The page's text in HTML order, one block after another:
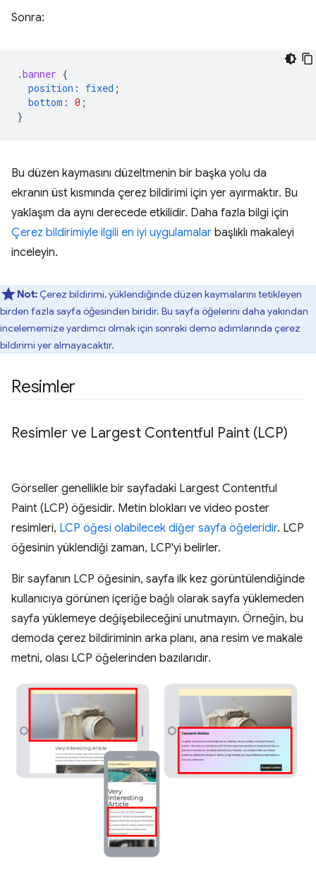
Sonra:
.banner {
position : fixed ;
bottom : 0 ;
}
Bu düzen kaymasını düzeltmenin bir başka yolu da
ekranın üst kısmında çerez bildirimi için yer ayırmaktır. Bu
yaklaşım da aynı derecede etkilidir. Daha fazla bilgi için
Çerez bildirimiyle ilgili en iyi uygulamalar başlıklı makaleyi
inceleyin.
Not: Çerez bildirimi, yüklendiğinde düzen kaymalarını tetikleyen
birden fazla sayfa öğesinden biridir. Bu sayfa öğelerini daha yakından
incelememize yardımcı olmak için sonraki demo adımlarında çerez
bildirimi yer almayacaktır.
Resimler
Resimler ve Largest Contentful Paint (LCP)
Görseller genellikle bir sayfadaki Largest Contentful
Paint (LCP) öğesidir. Metin blokları ve video poster
resimleri, LCP öğesi olabilecek diğer sayfa öğeleridir. LCP
öğesinin yüklendiği zaman, LCP'yi belirler.
Bir sayfanın LCP öğesinin, sayfa ilk kez görüntülendiğinde
kullanıcıya görünen içeriğe bağlı olarak sayfa yüklemeden
sayfa yüklemeye değişebileceğini unutmayın. Örneğin, bu
demoda çerez bildiriminin arka planı, ana resim ve makale
metni, olası LCP öğelerinden bazılarıdır.